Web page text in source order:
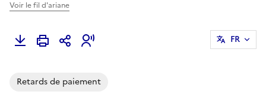
Voir le fil d'ariane
FR
Retards de paiement